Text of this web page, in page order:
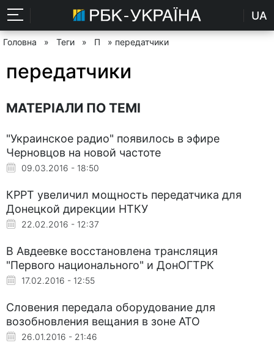
UA
Головна » Теги » П » передатчики
передатчики
МАТЕРІАЛИ ПО ТЕМІ
"Украинское радио" появилось в эфире
Черновцов на новой частоте
09.03.2016 - 18:50
КРРТ увеличил мощность передатчика для
Донецкой дирекции НТКУ
22.02.2016 - 12:37
В Авдеевке восстановлена трансляция
"Первого национального" и ДонОГТРК
17.02.2016 - 12:55
Словения передала оборудование для
возобновления вещания в зоне АТО
26.01.2016 - 21:46